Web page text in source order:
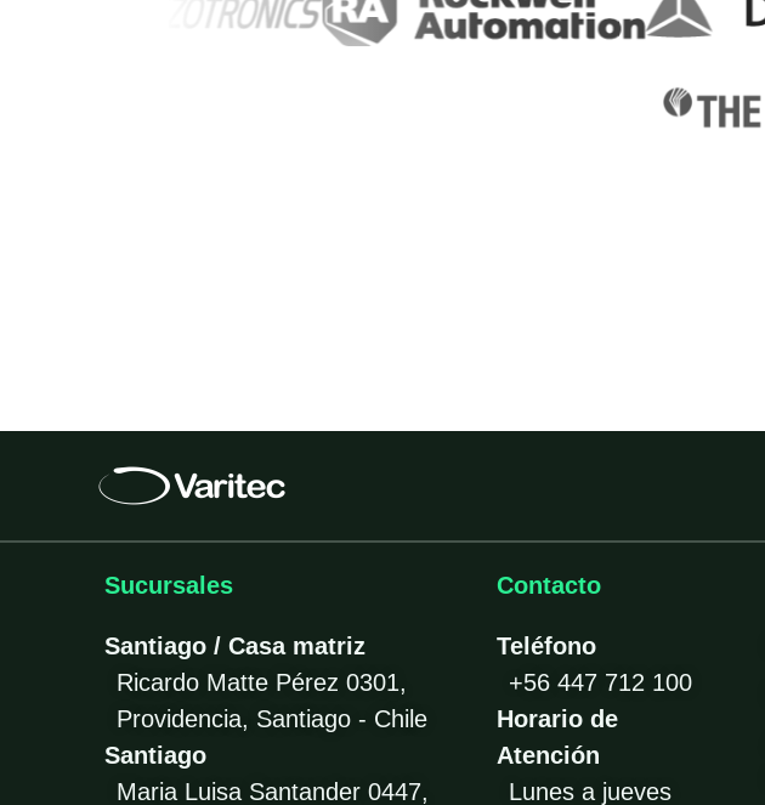
Sucursales
Santiago / Casa matriz
Ricardo Matte Pérez 0301,
Providencia, Santiago - Chile
Santiago
Maria Luisa Santander 0447,
Contacto
Teléfono
+56 447 712 100
Horario de
Atención
Lunes a jueves